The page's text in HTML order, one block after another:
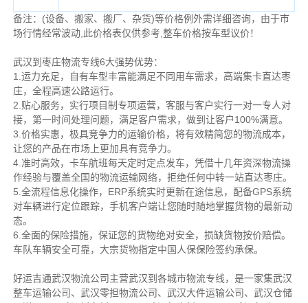
备注：(设备、搬家、搬厂、杂货)等价格例外需详细咨询，由于市
场行情经常波动,此价格表仅供参考,整车价格按车型议价！
武汉到枣庄物流专线6大强势优势：
1.运力充足，自有车型丰富能满足不同用车需求，高端集卡直达枣
庄，全程高速公路运行。
2.贴心服务，实行项目制专项运营，客服与客户实行一对一专人对
接，第一时间处理问题，满足客户需求，做到让客户100%满意。
3.价格实惠，极具竞争力的运输价格，将有效精简您的物流成本，
让您的产品在市场上更加具有竞争力。
4.准时高效，卡车航班每天定时定点发车，凭借十几年资深物流操
作经验与覆盖全国的物流运输网络，拒绝任何中转一站直达枣庄。
5.全流程信息化操作，ERP系统实时更新在途信息，配备GPS系统
对车辆进行定位跟踪，手机客户端让您随时随地掌握货物的最新动
态。
6.全面的保险措施，保证您的货物绝对安全，损缺货物按价赔偿。
车队车辆安全可靠，大宗货物指定中国人保保险签约承保。
好运吉通武汉物流公司主营武汉到各城市物流专线，是一家集武汉
整车运输公司、武汉零担物流公司、武汉大件运输公司、武汉仓储